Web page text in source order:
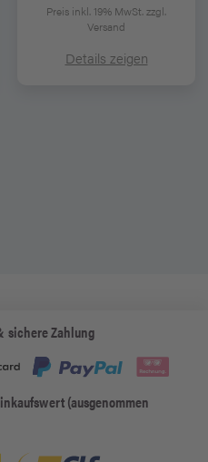
Preis inkl. 19% MwSt.zzgl.
Versand
Details zeigen
sichere Zahlung
(ausgenommen